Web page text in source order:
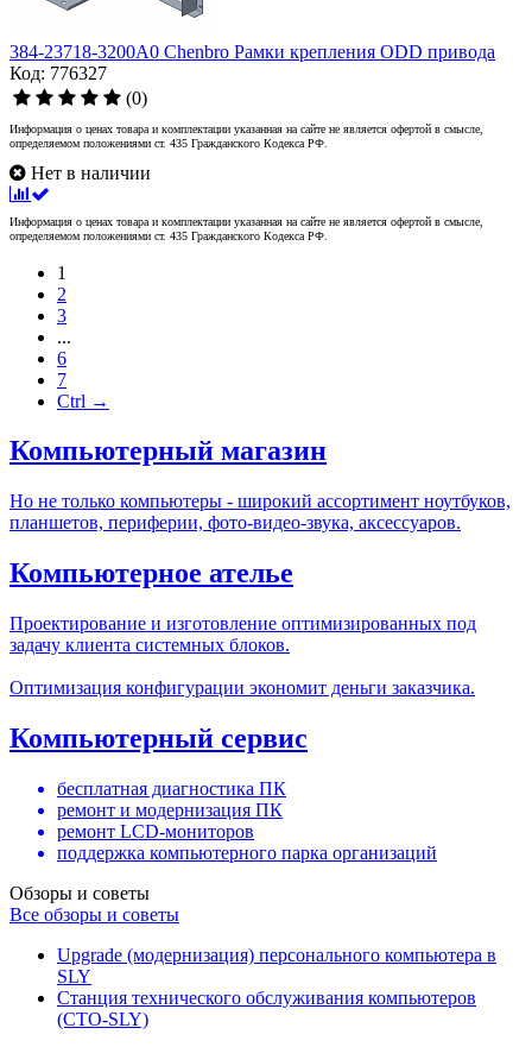
384-23718-3200A0 Chenbro Рамки крепления ODD привода
Код: 776327
(0)
Информация о ценах товара и комплектации указанная на сайте не является офертой в смысле,
определяемом положениями ст. 435 Гражданского Кодекса РФ.
Нет в наличии
Информация о ценах товара и комплектации указанная на сайте не является офертой в смысле,
определяемом положениями ст. 435 Гражданского Кодекса РФ.
1
2
3
...
6
7
Ctrl →
Компьютерный магазин
Но не только компьютеры - широкий ассортимент ноутбуков,
планшетов, периферии, фото-видео-звука, аксессуаров.
Компьютерное ателье
Проектирование и изготовление оптимизированных под
задачу клиента системных блоков.
Оптимизация конфигурации экономит деньги заказчика.
Компьютерный сервис
бесплатная диагностика ПК
ремонт и модернизация ПК
ремонт LCD-мониторов
поддержка компьютерного парка организаций
Обзоры и советы
Все обзоры и советы
Upgrade (модернизация) персонального компьютера в
SLY
Станция технического обслуживания компьютеров
(СТО-SLY)